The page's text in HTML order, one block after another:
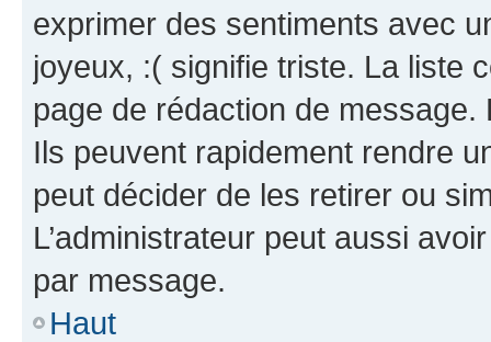
exprimer des sentiments avec
joyeux, :( signifie triste. La liste
page de rédaction de
Ils peuvent rapidement rendre
peut décider de les retirer ou
L’administrateur peut aussi
par message.
Haut